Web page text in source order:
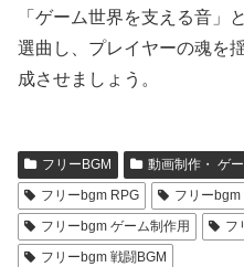
「ゲーム世界を支える音」
選曲し、プレイヤーの魂を
成させましょう。
フリーBGM
動画制作・ ゲ
フリーbgm RPG
フリーbgm
フリーbgm ゲーム制作用
フ
フリーbgm 戦闘BGM